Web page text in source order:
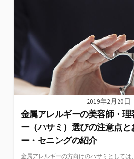
2019年2月20日
金属アレルギーの美容師・理
ー（ハサミ）選びの注意点と
ー・セニングの紹介
金属アレルギーの方向けのハサミとしては